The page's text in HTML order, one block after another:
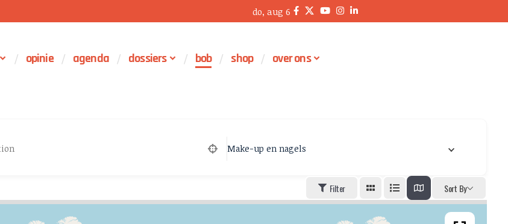
do, aug 6
opinie agenda dossiers bob shop over ons
Make-up en nagels
Filter Sort By